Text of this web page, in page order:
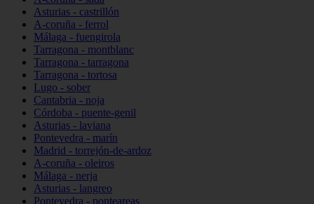
Asturias - castrillón
A-coruña - ferrol
Málaga - fuengirola
Tarragona - montblanc
Tarragona - tarragona
Tarragona - tortosa
Lugo - sober
Cantabria - noja
Córdoba - puente-genil
Asturias - laviana
Pontevedra - marín
Madrid - torrejón-de-ardoz
A-coruña - oleiros
Málaga - nerja
Asturias - langreo
Pontevedra - ponteareas